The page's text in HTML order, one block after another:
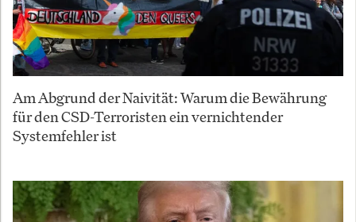
Am Abgrund der Naivität: Warum die Bewährung
für den CSD-Terroristen ein vernichtender
Systemfehler ist